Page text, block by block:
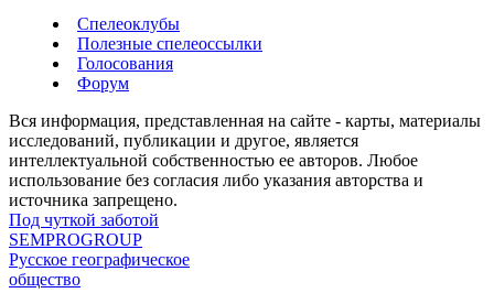
Спелеоклубы
Полезные спелеоссылки
Голосования
Форум
Вся информация, представленная на сайте - карты, материалы
исследований, публикации и другое, является
интеллектуальной собственностью ее авторов. Любое
использование без согласия либо указания авторства и
источника запрещено.
Под чуткой заботой
SEMPROGROUP
Русское географическое
общество